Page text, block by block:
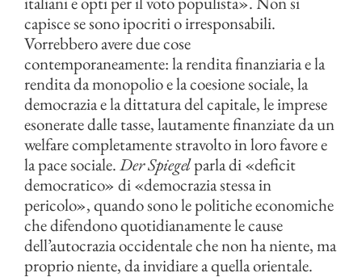
capisce se sono ipocriti o irresponsabili.
Vorrebbero avere due cose
contemporaneamente: la rendita finanziaria e la
rendita da monopolio e la coesione sociale, la
democrazia e la dittatura del capitale, le imprese
esonerate dalle tasse, lautamente finanziate da un
welfare completamente stravolto in loro favore e
la pace sociale.Der Spiegelparla di «deficit
democratico» di «democrazia stessa in
pericolo», quando sono le politiche economiche
che difendono quotidianamente le cause
dell’autocrazia occidentale che non ha niente, ma
proprio niente, da invidiare a quella orientale.